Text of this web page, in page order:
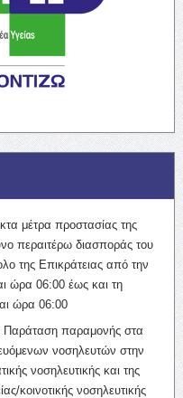
μέτρα προστασίας της
περαιτέρω διασποράς του
της Επικράτειας από την
ώρα 06:00 έως και τη
ώρα 06:00
παραμονής στα
νοσηλευτών στην
νοσηλευτικής και της
κοινοτικής νοσηλευτικής